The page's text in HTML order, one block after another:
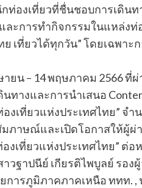
ท่องเที่ยวที่ชื่นชอบการเดิน
ละการทำกิจกรรมในแหล่ง
ย เที่ยวได้ทุกวัน” โดยเฉพา
ายน – 14 พฤษภาคม 2566
นทางและการนำเสนอ
องเที่ยวแห่งประเทศไทย”
มภาษณ์และเปิดโอกาสให้ผู้
งเที่ยวแห่งประเทศไทย”
วฐาปนีย์ เกียรติไพบูลย์ รอ
การภูมิภาคภาคเหนือ ททท.